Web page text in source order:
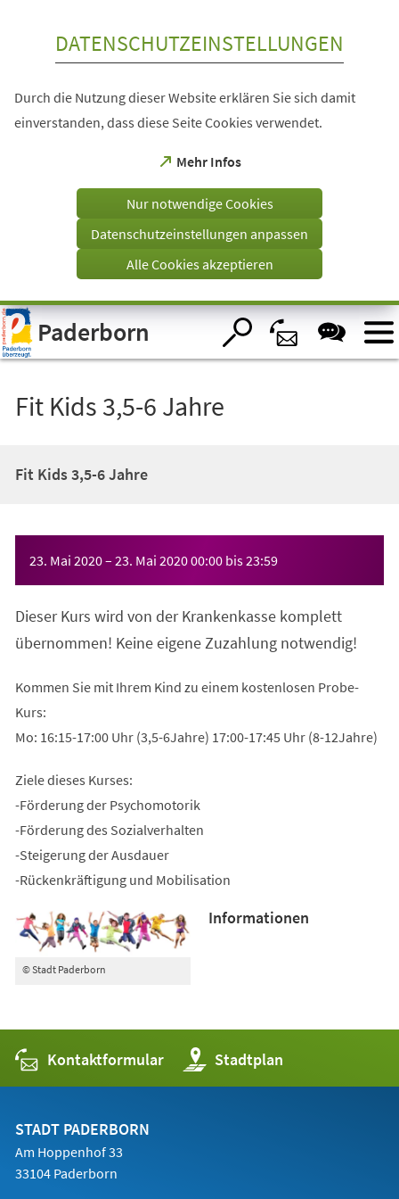
Visuelle
Assistenzsoftware
öffnen.
DATENSCHUTZEINSTELLUNGEN
Durch die Nutzung dieser Website erklären Sie sich damit
einverstanden, dass diese Seite Cookies verwendet.
Mehr Infos
(Öffnet
einem
Tab)
Nur notwendige Cookies
Datenschutzeinstellungen anpassen
Alle Cookies akzeptieren
Paderborn
Fit Kids 3,5-6 Jahre
Fit Kids 3,5-6 Jahre
23. Mai 2020– 23. Mai 202000:00 bis23:59
Dieser Kurs wird von der Krankenkasse komplett
übernommen! Keine eigene Zuzahlung notwendig!
Kommen Sie mit Ihrem Kind zu einem kostenlosen Probe-
Kurs:
Mo: 16:15-17:00 Uhr (3,5-6Jahre) 17:00-17:45 Uhr (8-12Jahre)
Ziele dieses Kurses:
-Förderung der Psychomotorik
-Förderung des Sozialverhalten
-Steigerung der Ausdauer
-Rückenkräftigung und Mobilisation
© Stadt Paderborn
Informationen
Kontaktformular Stadtplan
(Öffnet
in
einem
STADT PADERBORN
Am Hoppenhof 33
33104 Paderborn